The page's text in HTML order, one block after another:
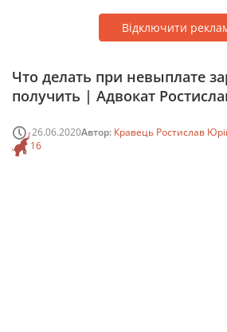
Відключити
Что делать при невыплате
получить | Адвокат
26.06.2020Автор: Кравець Ростислав
16